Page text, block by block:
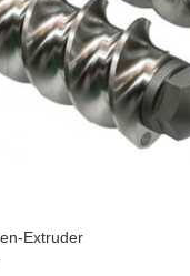
Extruder